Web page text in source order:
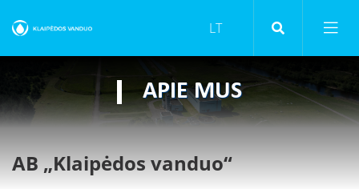
Kaip tapti klientu
Projektų derinimas
Apsaugos zonos
Projektų derinimas
DUK: Rodmenų deklaravimas
APIE MUS
AB „Klaipėdos vanduo“